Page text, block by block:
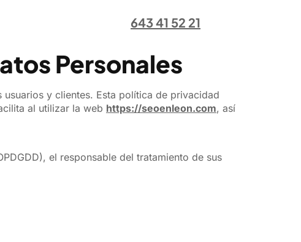
643 41 52 21
Personales
y clientes. Esta política de privacidad
al utilizar la web https://seoenleon.com, así
el responsable del tratamiento de sus